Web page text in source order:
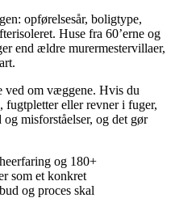
opførelsesår, boligtype,
Huse fra 60’erne og
end ældre murermestervillaer,
ved om væggene. Hvis du
eller revner i fuger,
misforståelser, og det gør
og 180+
som et konkret
og proces skal